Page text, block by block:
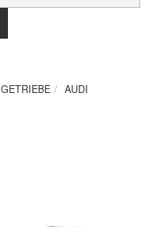
GETRIEBE
AUDI